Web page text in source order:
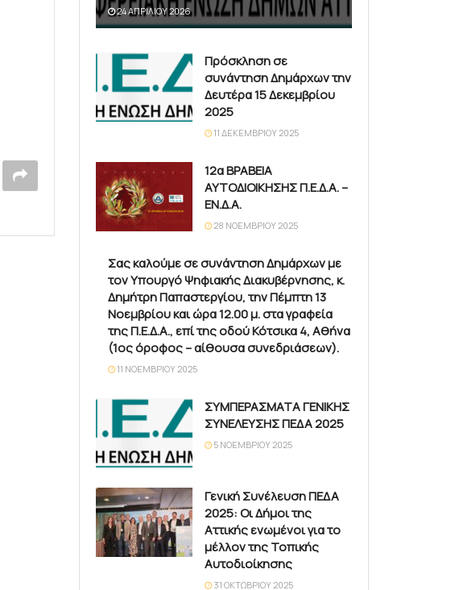
24 ΑΠΡΙΛΊΟΥ 2026
Πρόσκληση σε
συνάντηση Δημάρχων την
Δευτέρα 15 Δεκεμβρίου
2025
11 ΔΕΚΕΜΒΡΊΟΥ 2025
12α ΒΡΑΒΕΙΑ
ΑΥΤΟΔΙΟΙΚΗΣΗΣ Π.Ε.Δ.Α. –
ΕΝ.Δ.Α.
28 ΝΟΕΜΒΡΊΟΥ 2025
Σας καλούμε σε συνάντηση Δημάρχων με
τον Υπουργό Ψηφιακής Διακυβέρνησης, κ.
Δημήτρη Παπαστεργίου, την Πέμπτη 13
Νοεμβρίου και ώρα 12.00 μ. στα γραφεία
της Π.Ε.Δ.Α., επί της οδού Κότσικα 4, Αθήνα
(1ος όροφος – αίθουσα συνεδριάσεων).
11 ΝΟΕΜΒΡΊΟΥ 2025
ΣΥΜΠΕΡΑΣΜΑΤΑ ΓΕΝΙΚΗΣ
ΣΥΝΕΛΕΥΣΗΣ ΠΕΔΑ 2025
5 ΝΟΕΜΒΡΊΟΥ 2025
Γενική Συνέλευση ΠΕΔΑ
2025: Οι Δήμοι της
Αττικής ενωμένοι για το
μέλλον της Τοπικής
Αυτοδιοίκησης
31 ΟΚΤΩΒΡΊΟΥ 2025